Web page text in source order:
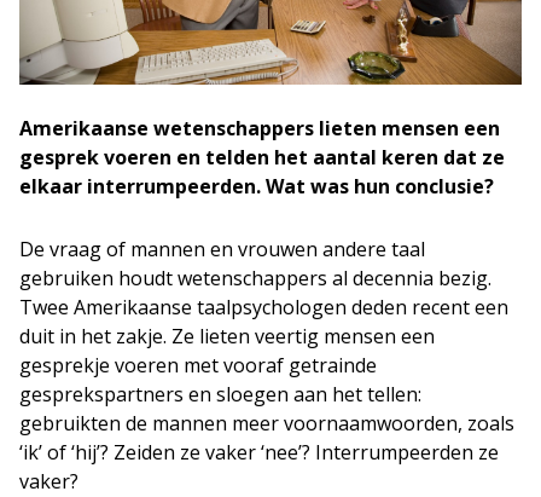
Amerikaanse wetenschappers lieten mensen een
gesprek voeren en telden het aantal keren dat ze
elkaar interrumpeerden. Wat was hun conclusie?
De vraag of mannen en vrouwen andere taal
gebruiken houdt wetenschappers al decennia bezig.
Twee Amerikaanse taalpsychologen deden recent een
duit in het zakje. Ze lieten veertig mensen een
gesprekje voeren met vooraf getrainde
gesprekspartners en sloegen aan het tellen:
gebruikten de mannen meer voornaamwoorden, zoals
‘ik’ of ‘hij’? Zeiden ze vaker ‘nee’? Interrumpeerden ze
vaker?